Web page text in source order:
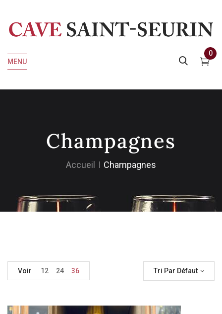
MENU
0
Champagnes
Accueil Champagnes
Tri Par Défaut
Voir 12 24 36